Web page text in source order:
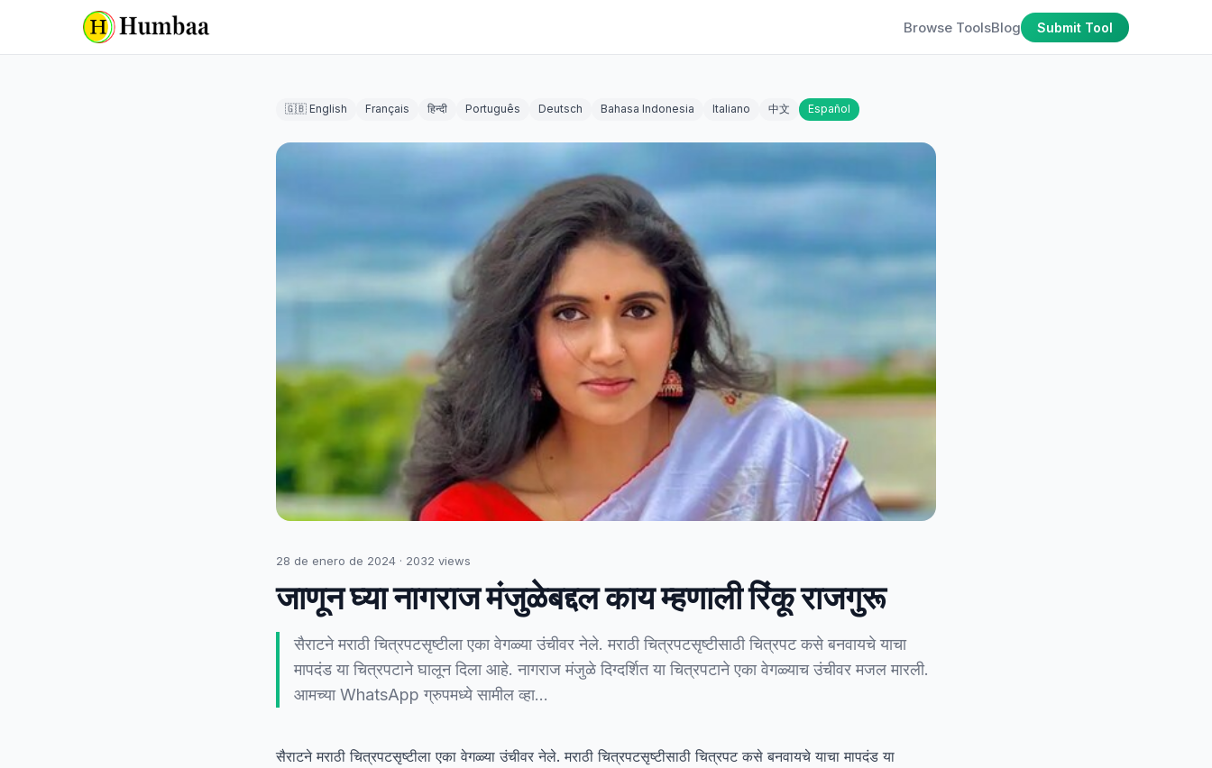
Browse ToolsBlog Submit Tool
🇬🇧 English Français हिन्दी Português Deutsch Bahasa Indonesia Italiano 中文 Español
28 de enero de 2024 · 2032 views
जाणून घ्या नागराज मंजुळेबद्दल काय म्हणाली रिंकू राजगुरू
सैराटने मराठी चित्रपटसृष्टीला एका वेगळ्या उंचीवर नेले. मराठी चित्रपटसृष्टीसाठी चित्रपट कसे बनवायचे याचा
मापदंड या चित्रपटाने घालून दिला आहे. नागराज मंजुळे दिग्दर्शित या चित्रपटाने एका वेगळ्याच उंचीवर मजल मारली.
आमच्या WhatsApp ग्रुपमध्ये सामील व्हा…
सैराटने मराठी चित्रपटसृष्टीला एका वेगळ्या उंचीवर नेले. मराठी चित्रपटसृष्टीसाठी चित्रपट कसे बनवायचे याचा मापदंड या